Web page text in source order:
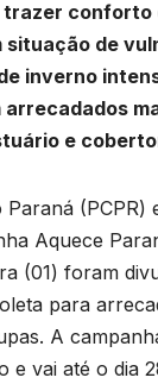
trazer conforto
situação de
inverno
e
Paraná (PCPR)
Aquece
(01) foram
para
A
e vai até o dia